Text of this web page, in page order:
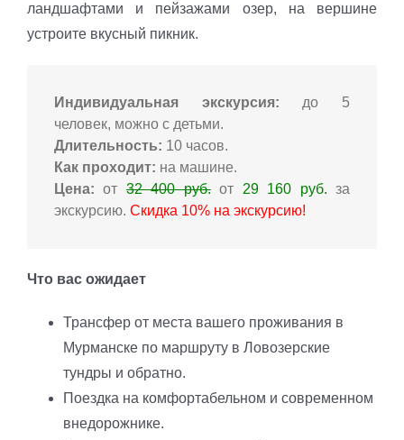
ландшафтами и пейзажами озер, на вершине
устроите вкусный пикник.
Индивидуальная экскурсия: до 5
человек, можно с детьми.
Длительность: 10 часов.
Как проходит: на машине.
Цена: от32 400 руб.от 29 160 руб. за
экскурсию. Скидка 10% на экскурсию!
Что вас ожидает
Трансфер от места вашего проживания в
Мурманске по маршруту в Ловозерские
тундры и обратно.
Поездка на комфортабельном и современном
внедорожнике.